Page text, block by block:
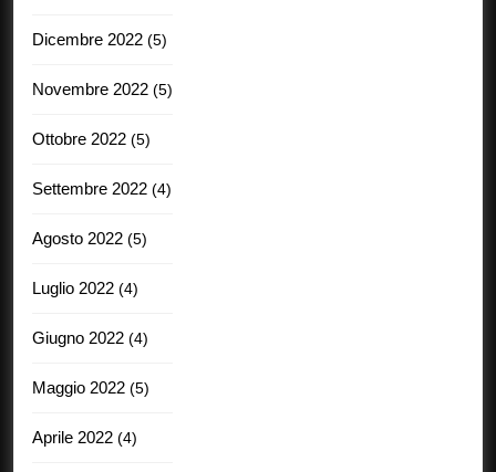
Dicembre 2022 (5)
Novembre 2022 (5)
Ottobre 2022 (5)
Settembre 2022 (4)
Agosto 2022 (5)
Luglio 2022 (4)
Giugno 2022 (4)
Maggio 2022 (5)
Aprile 2022 (4)